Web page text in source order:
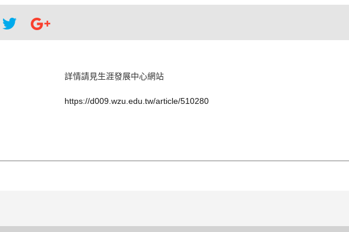
詳情請見生涯發展中心網站
https://d009.wzu.edu.tw/article/510280